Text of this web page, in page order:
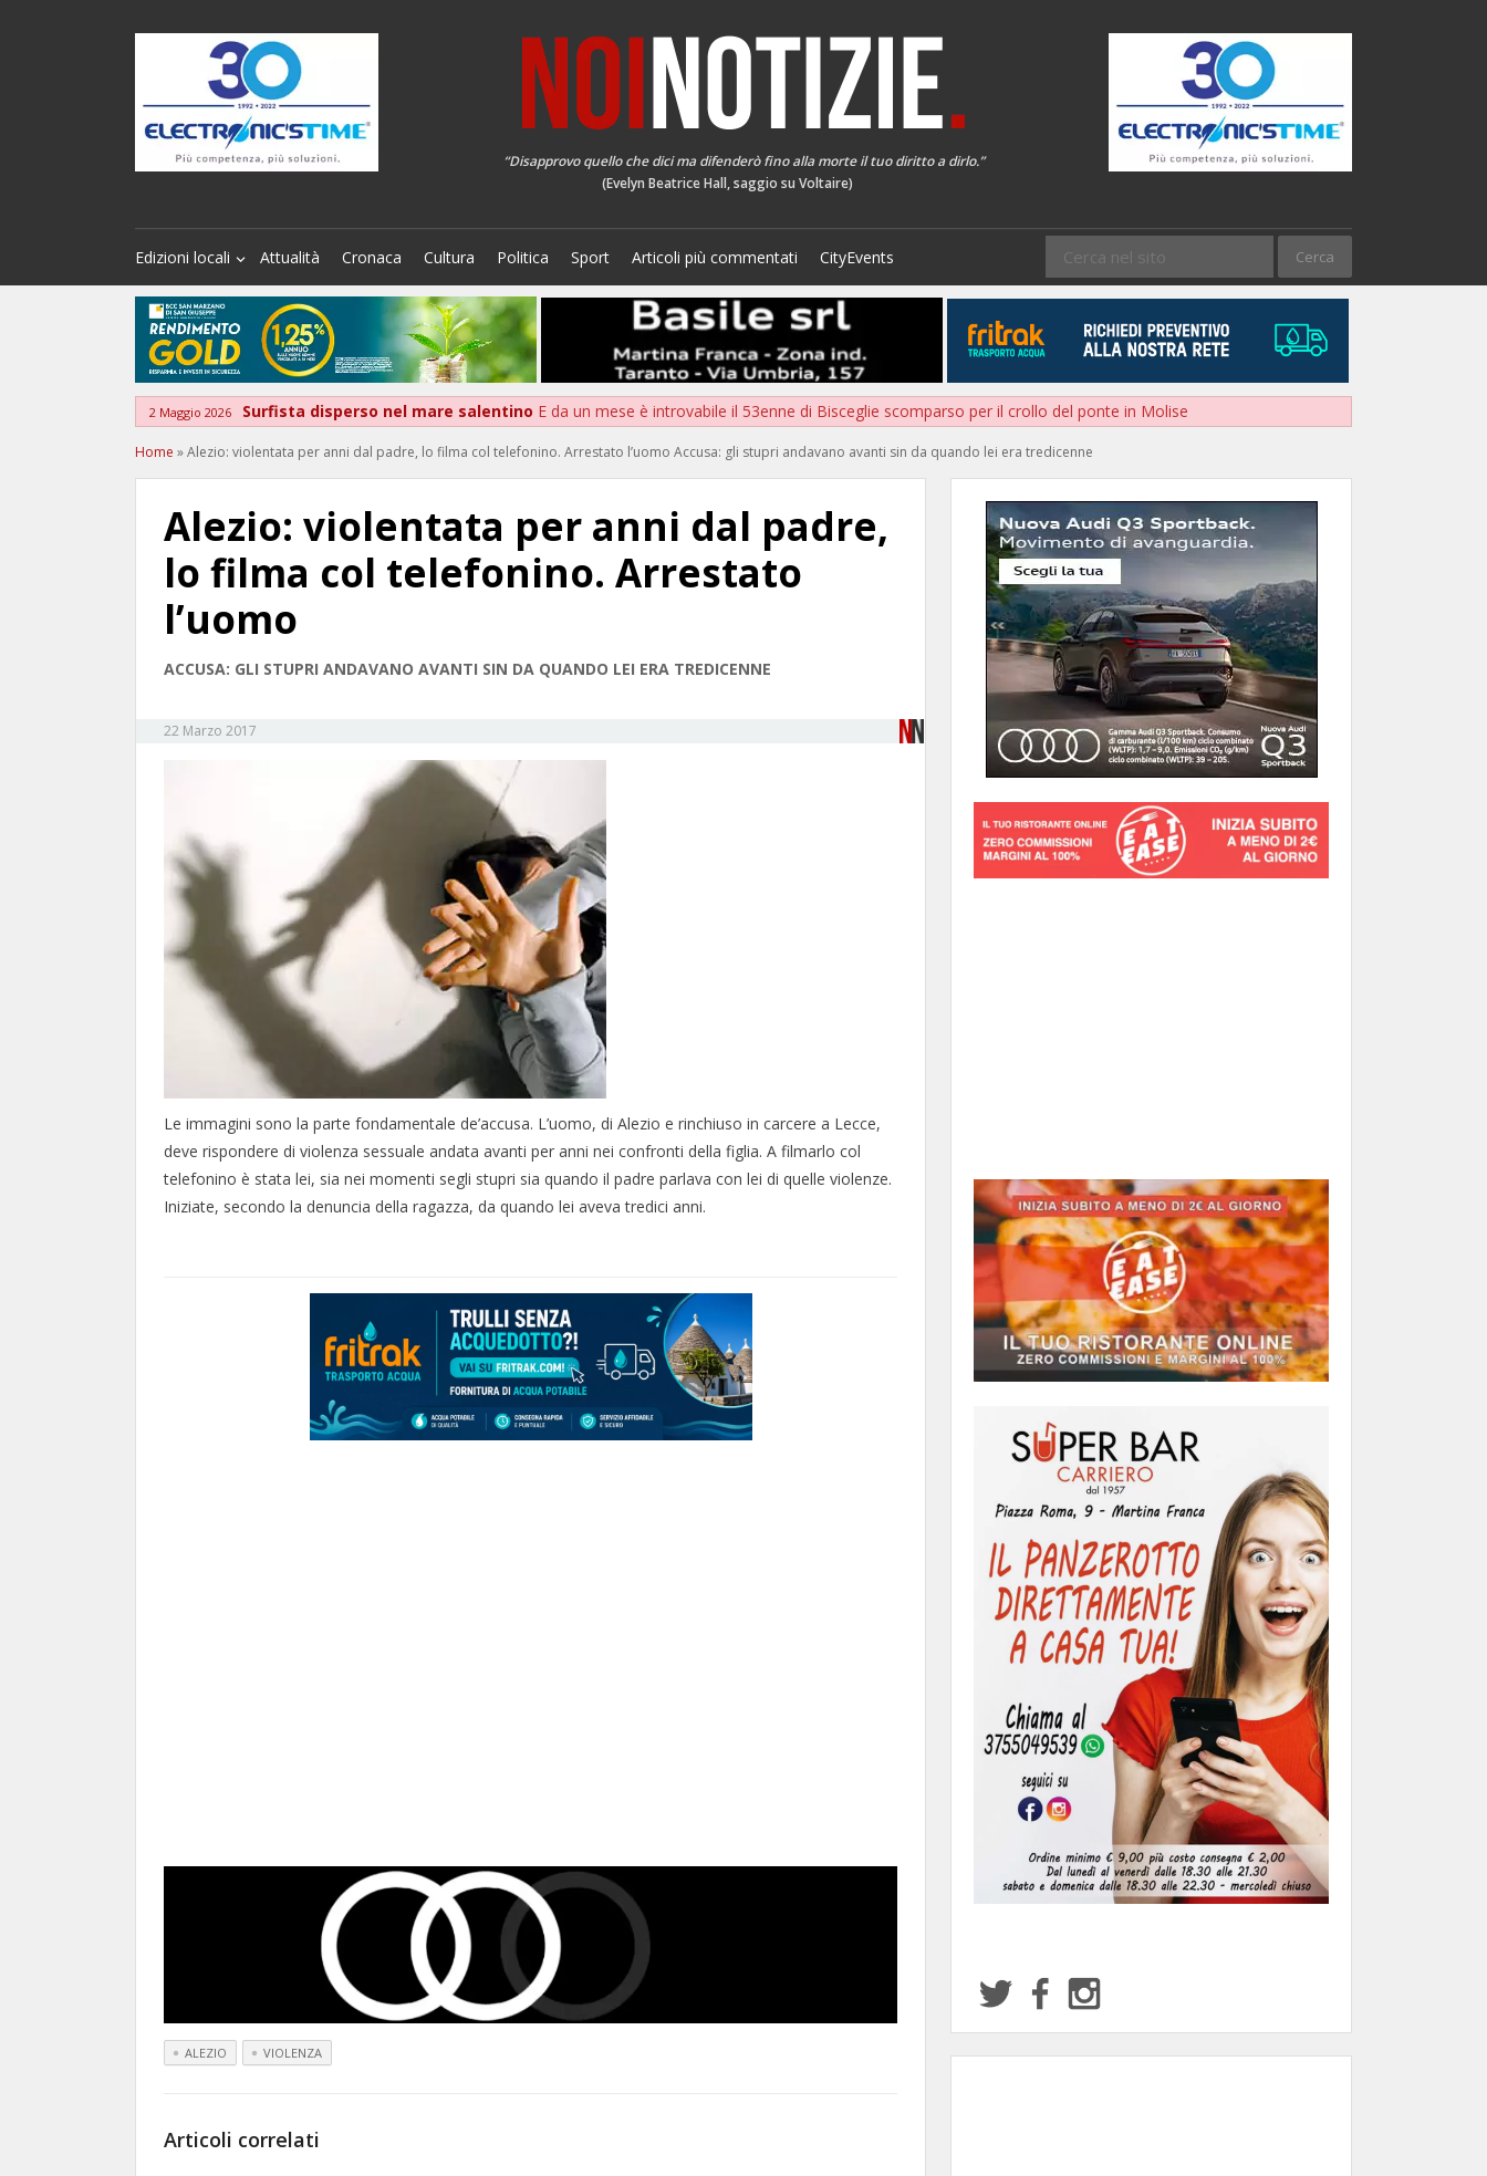
“Disapprovo quello che dici ma difenderò fino alla morte il tuo diritto a dirlo.”
(Evelyn Beatrice Hall, saggio su Voltaire)
Edizioni locali Attualità Cronaca Cultura Politica Sport Articoli più commentati CityEvents
2 Maggio 2026 Surfista disperso nel mare salentino E da un mese è introvabile il 53enne di Bisceglie scomparso per il crollo del ponte in Molise
Home »Alezio: violentata per anni dal padre, lo filma col telefonino. Arrestato l’uomo Accusa: gli stupri andavano avanti sin da quando lei era tredicenne
Alezio: violentata per anni dal padre,
lo filma col telefonino. Arrestato
l’uomo
ACCUSA: GLI STUPRI ANDAVANO AVANTI SIN DA QUANDO LEI ERA TREDICENNE
22 Marzo 2017
Le immagini sono la parte fondamentale de’accusa. L’uomo, di Alezio e rinchiuso in carcere a Lecce,
deve rispondere di violenza sessuale andata avanti per anni nei confronti della figlia. A filmarlo col
telefonino è stata lei, sia nei momenti segli stupri sia quando il padre parlava con lei di quelle violenze.
Iniziate, secondo la denuncia della ragazza, da quando lei aveva tredici anni.
ALEZIO VIOLENZA
Articoli correlati